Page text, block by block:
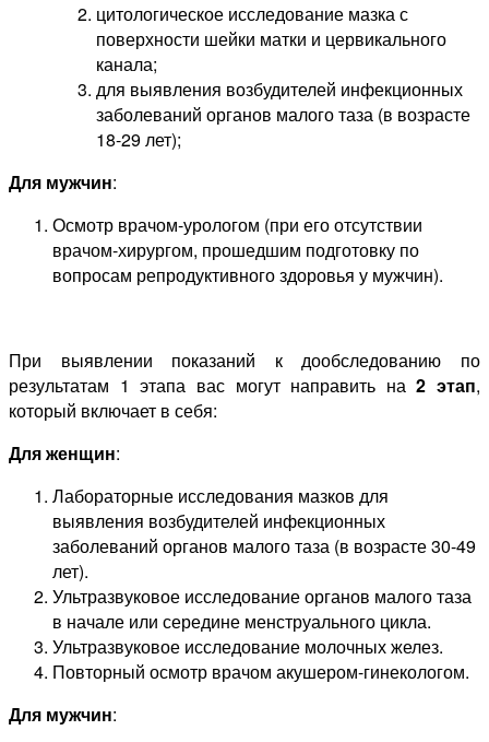
цитологическое исследование мазка с
поверхности шейки матки и цервикального
канала;
для выявления возбудителей инфекционных
заболеваний органов малого таза (в возрасте
18-29 лет);
Для мужчин:
Осмотр врачом-урологом (при его отсутствии
врачом-хирургом, прошедшим подготовку по
вопросам репродуктивного здоровья у мужчин).
При выявлении показаний к дообследованию по
результатам 1 этапа вас могут направить на2 этап,
который включает в себя:
Для женщин:
Лабораторные исследования мазков для
выявления возбудителей инфекционных
заболеваний органов малого таза (в возрасте 30-49
лет).
Ультразвуковое исследование органов малого таза
в начале или середине менструального цикла.
Ультразвуковое исследование молочных желез.
Повторный осмотр врачом акушером-гинекологом.
Для мужчин: